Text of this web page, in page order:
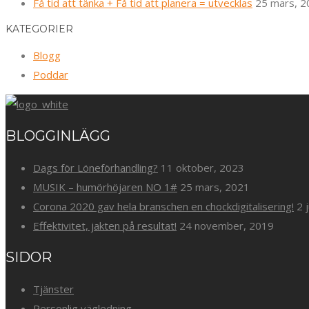
KATEGORIER
Blogg
Poddar
BLOGGINLÄGG
Dags för Löneförhandling? 11 oktober, 2023
MUSIK – humörhöjaren NO 1# 25 mars, 2021
Corona 2020 gav hela branschen en chockdigitalisering! 2
Effektivitet, jakten på resultat! 24 november, 2019
SIDOR
Tjänster